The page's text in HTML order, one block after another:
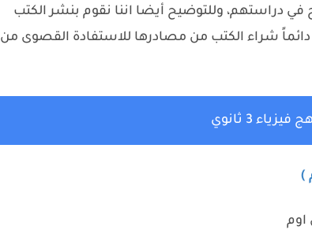
دراستهم، وللتوضيح أيضا اننا نقوم بنشر الكتب
شراء الكتب من مصادرها للاستفادة القصوى من
فيزياء 3 ثانوي
)
اوم